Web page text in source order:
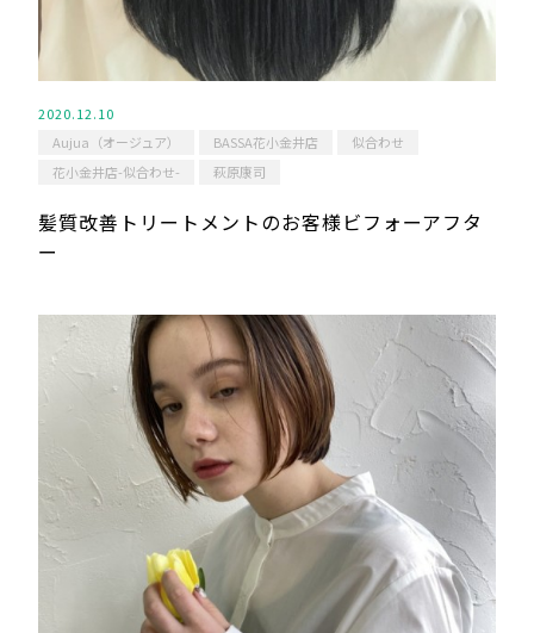
2020.12.10
Aujua（オージュア）
BASSA花小金井店
似合わせ
花小金井店-似合わせ-
萩原康司
髪質改善トリートメントのお客様ビフォーアフタ
ー